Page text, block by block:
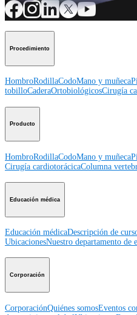
Procedimiento
HombroRodillaCodoMano y muñeca
tobilloCaderaOrtobiológicosCirugía
Producto
HombroRodillaCodoMano y muñeca
Cirugía cardiotorácicaColumna
Educación médica
Educación médicaDescripción de
UbicacionesNuestro departamento de
Corporación
CorporaciónQuiénes somosEventos